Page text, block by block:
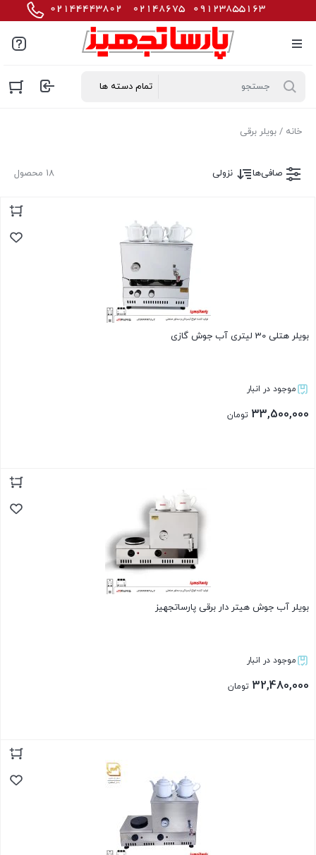
خانه / بویلر برقی
18 محصول صافی‌ها نزولی
بویلر هتلی 30 لیتری آب جوش گازی
موجود در انبار
33,500,000 تومان
بویلر آب جوش هیتر دار برقی پارساتجهیز
موجود در انبار
32,480,000 تومان